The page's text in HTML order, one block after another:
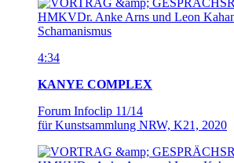
4:34
KANYE COMPLEX
Forum Infoclip 11/14
für Kunstsammlung NRW, K21, 2020